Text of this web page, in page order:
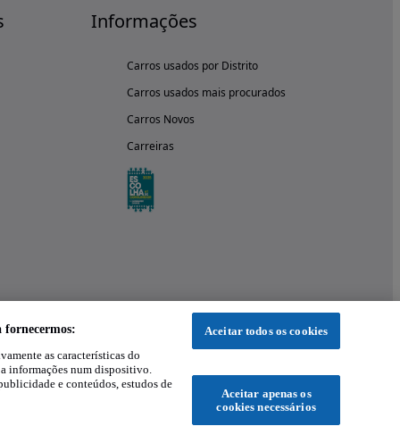
Informações
Carros usados por Distrito
Carros usados mais procurados
Carros Novos
Carreiras
fornecermos:
as características do
informações num dispositivo.
e conteúdos, estudos de
Aceitar todos os cookies
Aceitar apenas os
cookies necessários